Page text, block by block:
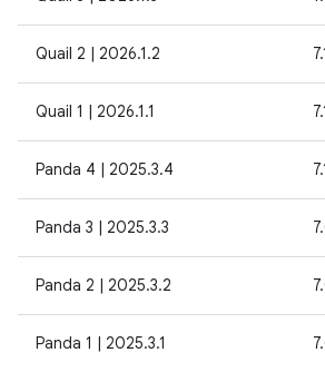
Quail 2 | 2026.1.2
Quail 1 | 2026.1.1
Panda 4 | 2025.3.4
Panda 3 | 2025.3.3
Panda 2 | 2025.3.2
Panda 1 | 2025.3.1